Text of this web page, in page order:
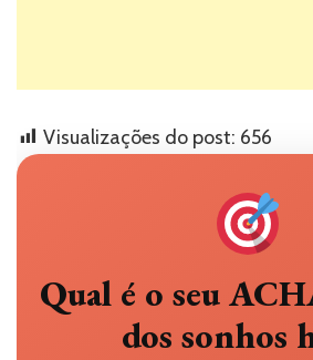
Visualizações do post: 656
Qual é o seu
dos sonhos